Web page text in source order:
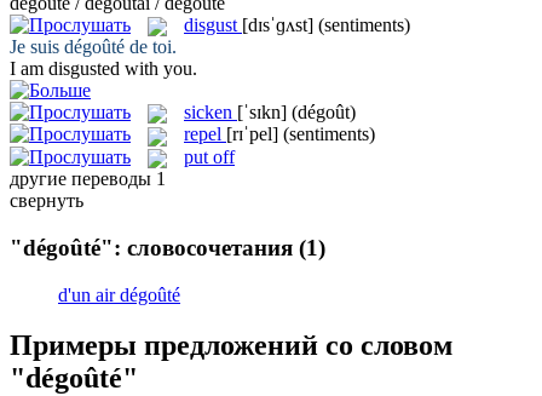
disgust [dɪsˈɡʌst] (sentiments)
Je suis dégoûté de toi.
I am disgusted with you.
sicken [ˈsɪkn] (dégoût)
repel [rɪˈpel] (sentiments)
put off
другие переводы 1
свернуть
"dégoûté": словосочетания (1)
d'un air dégoûté
Примеры предложений со словом
"dégoûté"